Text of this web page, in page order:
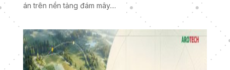
án trên nền tảng đám mây....